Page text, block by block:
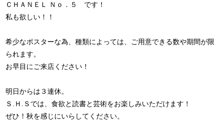
ＣＨＡＮＥＬ Ｎｏ．５ です！
私も欲しい！！
希少なポスターな為、種類によっては、ご用意できる数や期間が限
られます。
お早目にご来店ください！
明日からは３連休。
Ｓ.Ｈ.Ｓでは、食欲と読書と芸術をお楽しみいただけます！
ぜひ！秋を感じにいらしてください。